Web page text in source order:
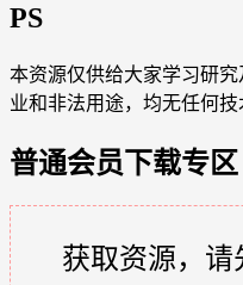
PS
本资源仅供给大家学习研
业和非法用途，均无任何技
普通会员下载专区
获取资源，请